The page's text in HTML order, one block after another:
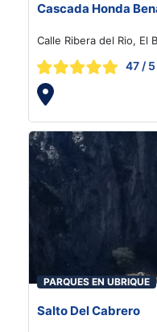
Cascada Honda
Calle Ribera del Rio, El
47 / 5
PARQUES EN UBRIQUE
Salto Del Cabrero